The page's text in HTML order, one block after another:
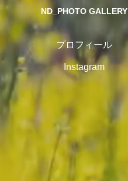
ND_PHOTO GALLERY
プロフィール
Instagram